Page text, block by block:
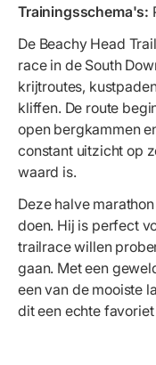
Trainingsschema's:
De Beachy Head
race in de South
krijtroutes,
kliffen. De route
open bergkammen
constant uitzicht op
waard is.
Deze halve
doen. Hij is perfect
trailrace willen
gaan. Met een
een van de mooiste
dit een echte